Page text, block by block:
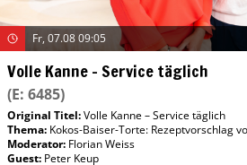
Fr, 07.08 09:05
Volle Kanne – Service täglich
(E: 6485)
Original Titel:Volle Kanne – Service täglich
Thema: Kokos-Baiser-Torte: Rezeptvorschlag
Moderator: Florian Weiss
Guest: Peter Keup